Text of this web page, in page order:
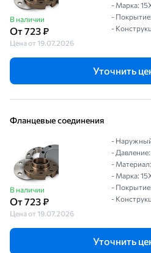
В наличии
От 723 ₽
Цена от 19.07.2026
- Марка:
-
-
Уточнить
Фланцевые соединения
В наличии
От 723 ₽
Цена от 19.07.2026
-
-
-
- Марка:
-
-
Уточнить